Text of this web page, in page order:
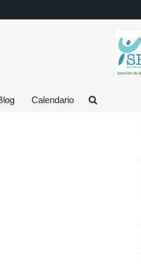
Calendario